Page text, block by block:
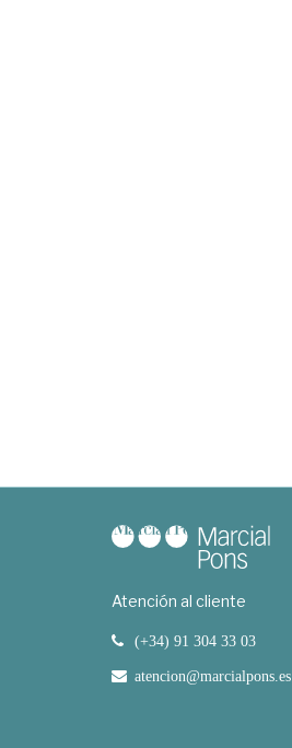
Atención al cliente
(+34) 91 304 33 03
atencion@marcialpons.es